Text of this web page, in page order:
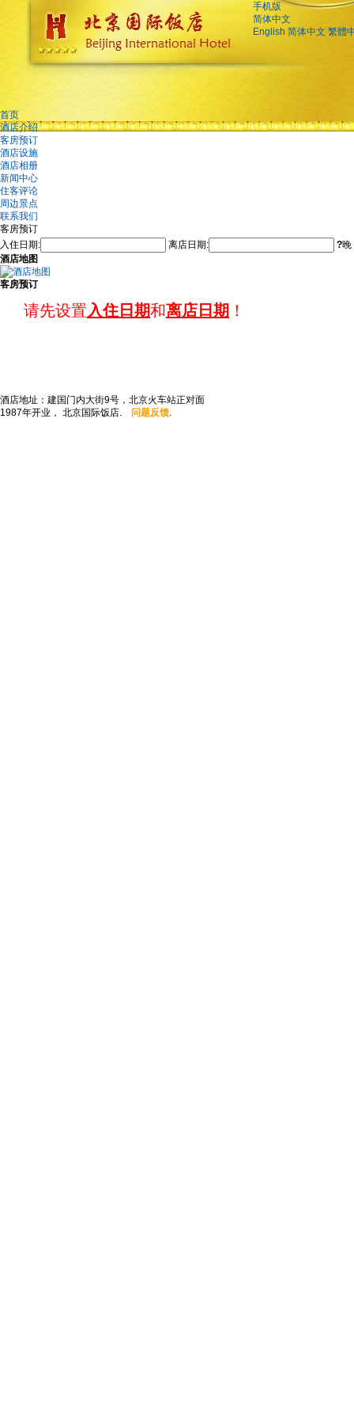
手机版
简体中文
English 简体中文 繁體
首页
酒店介绍
客房预订
酒店设施
酒店相册
新闻中心
住客评论
周边景点
联系我们
客房预订
入住日期:
离店日期: ?晚
酒店地图
客房预订
请先设置入住日期和离店日期 ！
酒店地址：建国门内大街9号，北京火车站正对面
1987年开业， 北京国际饭店. 问题反馈.